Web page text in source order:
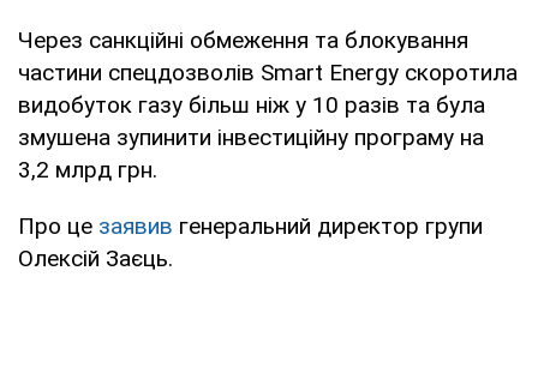
Через санкційні обмеження та блокування
частини спецдозволів Smart Energy скоротила
видобуток газу більш ніж у 10 разів та була
змушена зупинити інвестиційну програму на
3,2 млрд грн.
Про це заявив генеральний директор групи
Олексій Заєць.